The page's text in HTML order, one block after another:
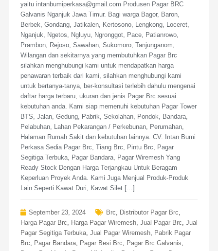
yaitu intanbumiperkasa@gmail.com Produsen Pagar BRC
Galvanis Nganjuk Jawa Timur. Bagi warga Bagor, Baron,
Berbek, Gondang, Jatikalen, Kertosono, Lengkong, Loceret,
Nganjuk, Ngetos, Ngluyu, Ngronggot, Pace, Patianrowo,
Prambon, Rejoso, Sawahan, Sukomoro, Tanjunganom,
Wilangan dan sekitarnya yang membutuhkan Pagar Brc
silahkan menghubungi kami untuk mendapatkan harga
penawaran terbaik dari kami, silahkan menghubungi kami
untuk bertanya-tanya, ber-konsultasi terlebih dahulu mengenai
daftar harga terbaru, ukuran dan jenis Pagar Brc sesuai
kebutuhan anda. Kami siap memenuhi kebutuhan Pagar Tower
BTS, Jalan, Gedung, Pabrik, Sekolahan, Pondok, Bandara,
Pelabuhan, Lahan Pekarangan / Perkebunan, Perumahan,
Halaman Rumah Sakit dan kebutuhan lainnya. CV. Intan Bumi
Perkasa Sedia Pagar Brc, Tiang Brc, Pintu Brc, Pagar
Segitiga Terbuka, Pagar Bandara, Pagar Wiremesh Yang
Ready Stock Dengan Harga Terjangkau Untuk Beragam
Keperluan Proyek Anda. Kami Juga Menjual Produk-Produk
Lain Seperti Kawat Duri, Kawat Silet […]
September 23, 2024 Brc, Distributor Pagar Brc,
Harga Pagar Brc, Harga Pagar Wiremesh, Jual Pagar Brc, Jual
Pagar Segitiga Terbuka, Jual Pagar Wiremesh, Pabrik Pagar
Brc, Pagar Bandara, Pagar Besi Brc, Pagar Brc Galvanis,